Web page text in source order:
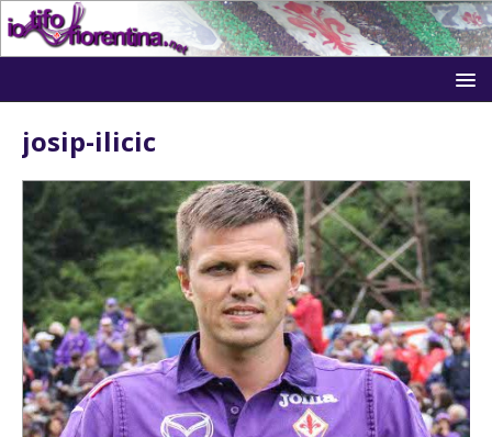
josip-ilicic